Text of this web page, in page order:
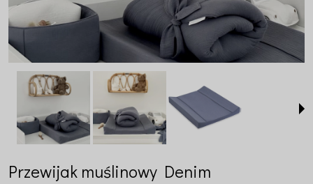
Przewijak muślinowy Denim